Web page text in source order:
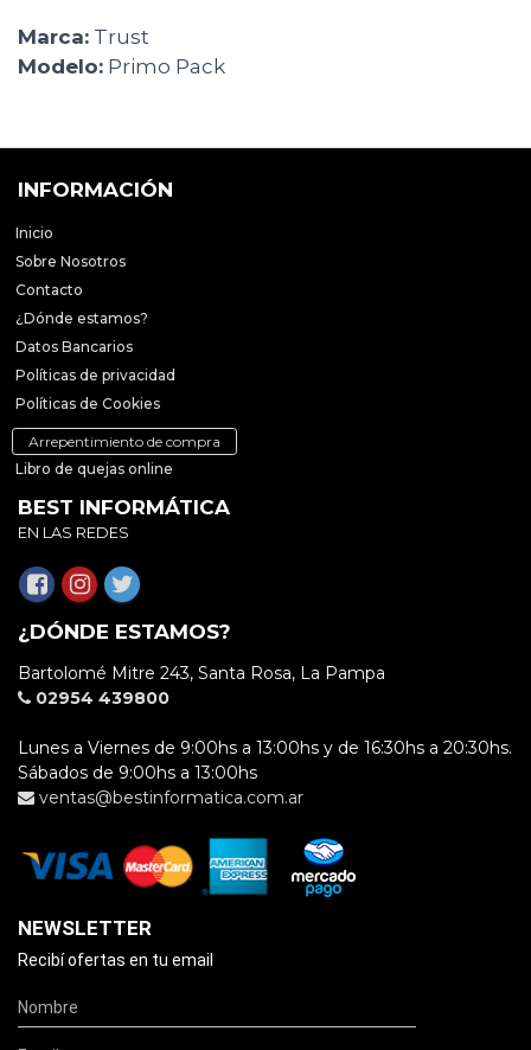
Marca: Trust
Modelo: Primo Pack
INFORMACIÓN
Inicio
Sobre Nosotros
Contacto
¿Dónde estamos?
Datos Bancarios
Políticas de privacidad
Políticas de Cookies
Arrepentimiento de compra
Libro de quejas online
BEST INFORMÁTICA
EN LAS REDES
¿DÓNDE ESTAMOS?
Bartolomé Mitre 243, Santa Rosa, La Pampa
02954 439800
Lunes a Viernes de 9:00hs a 13:00hs y de 16:30hs a 20:30hs.
Sábados de 9:00hs a 13:00hs
ventas@bestinformatica.com.ar
NEWSLETTER
Recibí ofertas en tu email